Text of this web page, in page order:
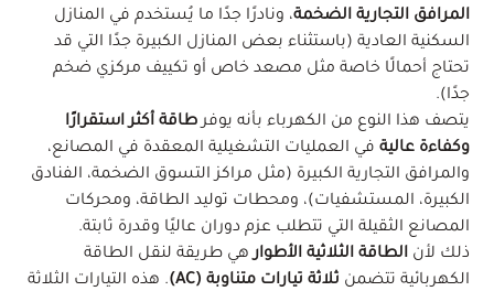
المرافق التجارية الضخمة، ونادرًا جدًا ما يُستخدم في المنازل
السكنية العادية (باستثناء بعض المنازل الكبيرة جدًا التي قد
تحتاج أحمالًا خاصة مثل مصعد خاص أو تكييف مركزي ضخم
جدًا).
يتصف هذا النوع من الكهرباء بأنه يوفرطاقة أكثر استقرارًا
وكفاءة عالية في العمليات التشغيلية المعقدة في المصانع،
والمرافق التجارية الكبيرة (مثل مراكز التسوق الضخمة، الفنادق
الكبيرة، المستشفيات)، ومحطات توليد الطاقة، ومحركات
المصانع الثقيلة التي تتطلب عزم دوران عاليًا وقدرة ثابتة.
ذلك لأن الطاقة الثلاثية الأطوارهي طريقة لنقل الطاقة
الكهربائية تتضمن ثلاثة تيارات متناوبة (AC)
. هذه التيارات الثلاثة